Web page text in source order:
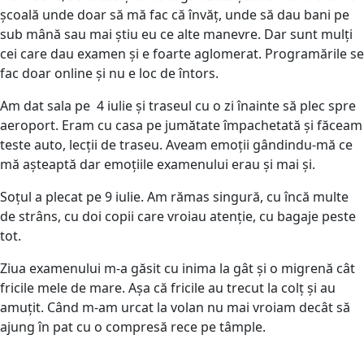
școală unde doar să mă fac că învăț, unde să dau bani pe
sub mână sau mai știu eu ce alte manevre. Dar sunt mulți
cei care dau examen și e foarte aglomerat. Programările se
fac doar online și nu e loc de întors.
Am dat sala pe 4 iulie și traseul cu o zi înainte să plec spre
aeroport. Eram cu casa pe jumătate împachetată și făceam
teste auto, lecții de traseu. Aveam emoții gândindu-mă ce
mă așteaptă dar emoțiile examenului erau și mai și.
Soțul a plecat pe 9 iulie. Am rămas singură, cu încă multe
de strâns, cu doi copii care vroiau atenție, cu bagaje peste
tot.
Ziua examenului m-a găsit cu inima la gât și o migrenă cât
fricile mele de mare. Așa că fricile au trecut la colț și au
amuțit. Când m-am urcat la volan nu mai vroiam decât să
ajung în pat cu o compresă rece pe tâmple.